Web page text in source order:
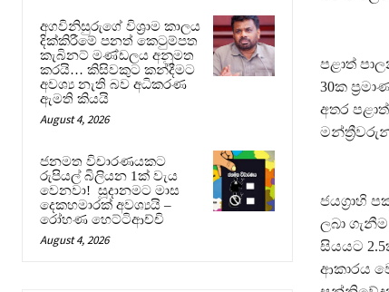
අගවිනිසුරුගේ විශ්‍රාම කාලය
දික්කිරීමේ පනත් කෙටුම්පත
කැබිනට් මණ්ඩලය අනුමත
කරයි… කිසිවකුට කන්දීමට
අවශ්‍ය නැති බව අධිකරණ
ඇමති කියයි
August 4, 2026
ජනමත විචාරණයකට
රුපියල් බිලියන 1ක් වැය
වෙනවා! සූදානමට මාස
දෙකහමාරක් අවශ්‍යයි –
රෝහණ හෙට්ටිආච්චි
August 4, 2026
පළාත්
30ක
අතර
ජයග්‍රාහි
ලබා
සියයට
ආකාරය